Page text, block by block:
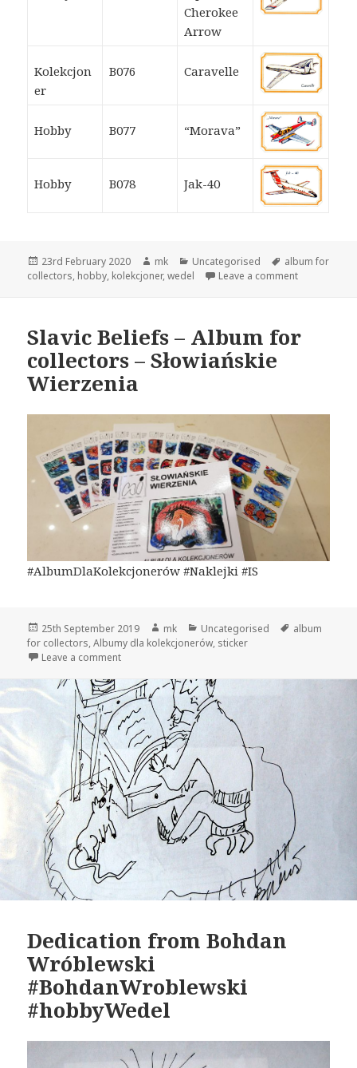
Cherokee
Arrow
Kolekcjon
er
B076 Caravelle
Hobby B077 “Morava”
Hobby B078 Jak-40
Posted
on
23rd February 2020 Author
mk Categories
Uncategorised Tags
album for
collectors, hobby, kolekcjoner,wedel Leave a commenton Wedel –
Slavic Beliefs – Album for
collectors – Słowiańskie
Wierzenia
#AlbumDlaKolekcjonerów #Naklejki #IS
Posted
on
25th September 2019 Author
mk Categories
Uncategorised Tags
album
for collectors ,Albumy dla kolekcjonerów sticker
Leave a commenton Slavic Beliefs – Album for collectors –
Dedication from Bohdan
Wróblewski
#BohdanWroblewski
#hobbyWedel